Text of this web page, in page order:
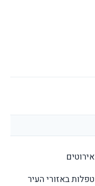
באזורי העיר